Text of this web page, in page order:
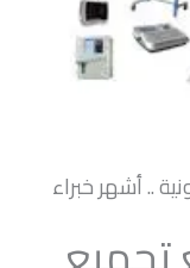
.. أشهر خبراء